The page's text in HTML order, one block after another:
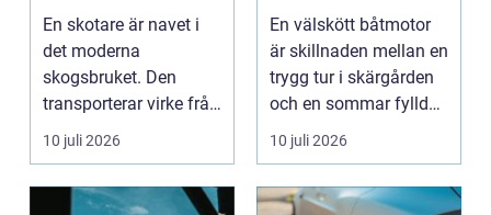
hållbarhet
En skotare är navet i
det moderna
skogsbruket. Den
transporterar virke från
avverkningsplatsen till
10 juli 2026
du hand om din
båtmotor på rätt
sätt
En välskött båtmotor
är skillnaden mellan en
trygg tur i skärgården
och en sommar fylld
av ofrivilli...
10 juli 2026